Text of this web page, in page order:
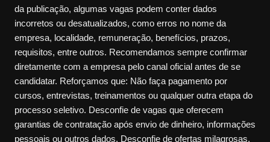
da publicação, algumas vagas podem conter dados
incorretos ou desatualizados, como erros no nome da
empresa, localidade, remuneração, benefícios, prazos,
requisitos, entre outros. Recomendamos sempre confirmar
diretamente com a empresa pelo canal oficial antes de se
candidatar. Reforçamos que: Não faça pagamento por
cursos, entrevistas, treinamentos ou qualquer outra etapa do
processo seletivo. Desconfie de vagas que oferecem
garantias de contratação após envio de dinheiro, informações
pessoais ou outros dados. Desconfie de ofertas milagrosas,